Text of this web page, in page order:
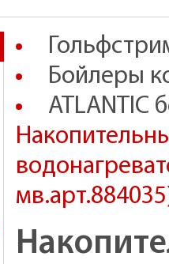
Бойлеры
ATLANTIC